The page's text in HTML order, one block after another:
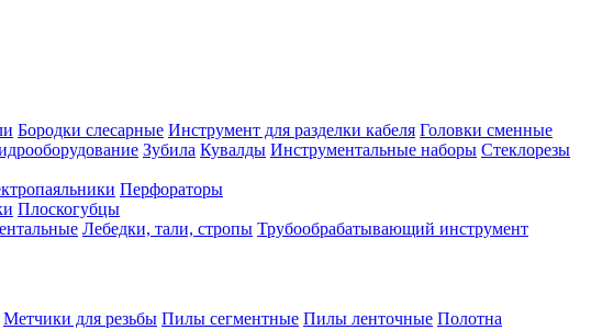
Бородки слесарные Инструмент для разделки кабеля Головки сменные
Зубила Кувалды Инструментальные наборы Стеклорезы
Перфораторы
Плоскогубцы
Лебедки, тали, стропы Трубообрабатывающий инструмент
Метчики для резьбы Пилы сегментные Пилы ленточные Полотна